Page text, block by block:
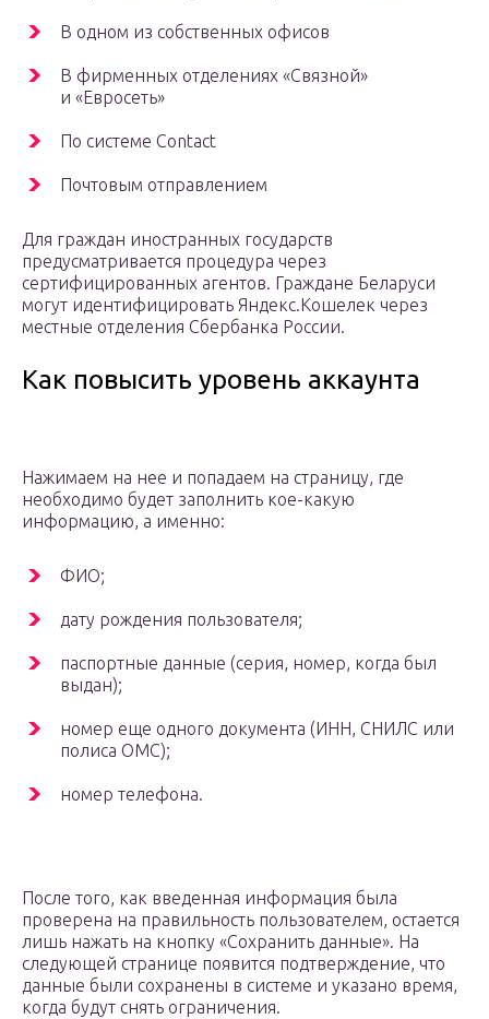
В одном из собственных офисов
В фирменных отделениях «Связной»
и «Евросеть»
По системе Contact
Почтовым отправлением
Для граждан иностранных государств
предусматривается процедура через
сертифицированных агентов. Граждане Беларуси
могут идентифицировать Яндекс.Кошелек через
местные отделения Сбербанка России.
Как повысить уровень аккаунта
Нажимаем на нее и попадаем на страницу, где
необходимо будет заполнить кое-какую
информацию, а именно:
ФИО;
дату рождения пользователя;
паспортные данные (серия, номер, когда был
выдан);
номер еще одного документа (ИНН, СНИЛС или
полиса ОМС);
номер телефона.
После того, как введенная информация была
проверена на правильность пользователем, остается
лишь нажать на кнопку «Сохранить данные». На
следующей странице появится подтверждение, что
данные были сохранены в системе и указано время,
когда будут снять ограничения.